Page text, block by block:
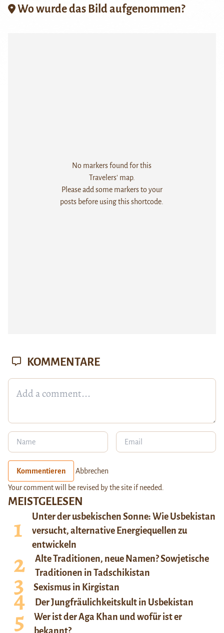
Wo wurde das Bild aufgenommen?
No markers found for this
Travelers' map.
Please add some markers to your
posts before using this shortcode.
MEISTGELESEN
Unter der usbekischen Sonne: Wie Usbekistan
versucht, alternative Energiequellen zu
entwickeln
Alte Traditionen, neue Namen? Sowjetische
Traditionen in Tadschikistan
Sexismus in Kirgistan
Der Jungfräulichkeitskult in Usbekistan
Wer ist der Aga Khan und wofür ist er
bekannt?
KOMMENTARE
Kommentieren Abbrechen
Your comment will be revised by the site if needed.